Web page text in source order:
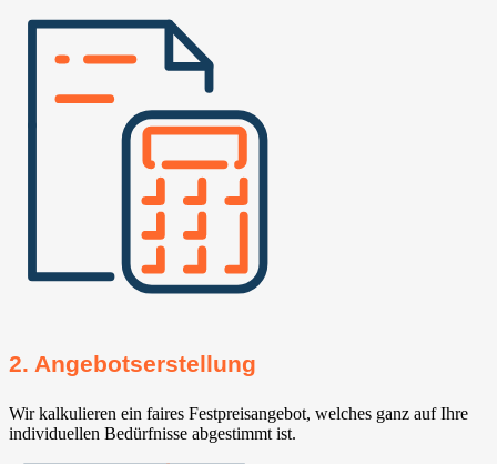
2. Angebotserstellung
Wir kalkulieren ein faires Festpreisangebot, welches ganz auf Ihre
individuellen Bedürfnisse abgestimmt ist.